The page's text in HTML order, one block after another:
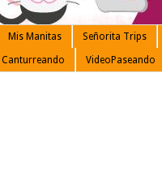
Mis Manitas Señorita Trips
Canturreando VideoPaseando